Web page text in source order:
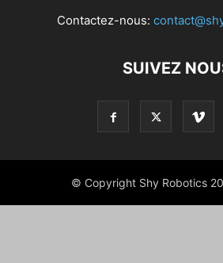
Contactez-nous:
SUIVEZ
© Copyright Shy Robotics